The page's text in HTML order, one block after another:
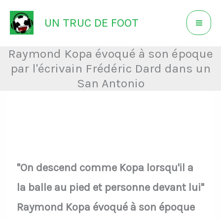
Aller
au
contenu
UN TRUC DE FOOT
Raymond Kopa évoqué à son époque
par l'écrivain Frédéric Dard dans un
San Antonio
"On descend comme Kopa lorsqu'il a
la balle au pied et personne devant lui"
Raymond Kopa évoqué à son époque